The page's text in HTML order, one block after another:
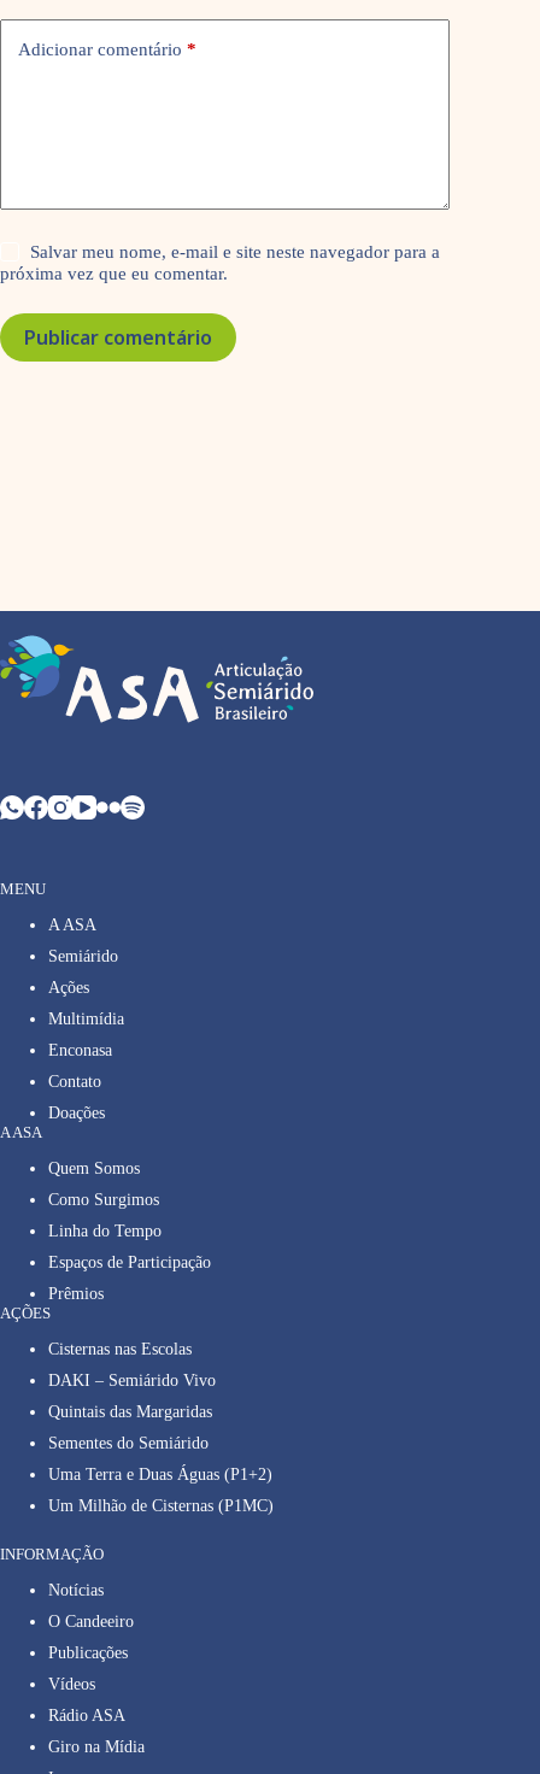
Adicionar comentário *
Salvar meu nome, e-mail e site neste navegador para a
próxima vez que eu comentar.
Publicar comentário
MENU
A ASA
Semiárido
Ações
Multimídia
Enconasa
Contato
Doações
A ASA
Quem Somos
Como Surgimos
Linha do Tempo
Espaços de Participação
Prêmios
AÇÕES
Cisternas nas Escolas
DAKI – Semiárido Vivo
Quintais das Margaridas
Sementes do Semiárido
Uma Terra e Duas Águas (P1+2)
Um Milhão de Cisternas (P1MC)
INFORMAÇÃO
Notícias
O Candeeiro
Publicações
Vídeos
Rádio ASA
Giro na Mídia